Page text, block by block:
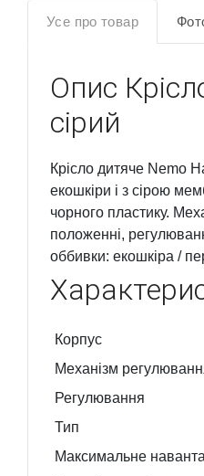
Усе про товар
Опис
сірий
Крісло дитяче Nemo
екошкіри і з сірою
чорного пластику.
положенні,
оббивки: екошкіра /
Корпус
Механізм
Регулювання
Тип
Максимальне